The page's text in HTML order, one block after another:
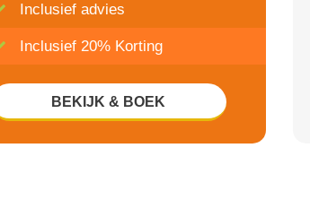
Inclusief advies
Inclusief 20% Korting
BEKIJK & BOEK